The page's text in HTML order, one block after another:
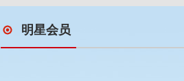
明星会员